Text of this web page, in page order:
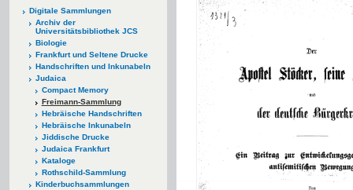
Digitale Sammlungen
Archiv der
Universitätsbibliothek JCS
Biologie
Frankfurt und Seltene Drucke
Handschriften und Inkunabeln
Judaica
Compact Memory
Freimann-Sammlung
Hebräische Handschriften
Hebräische Inkunabeln
Jiddische Drucke
Judaica Frankfurt
Kataloge
Rothschild-Sammlung
Kinderbuchsammlungen